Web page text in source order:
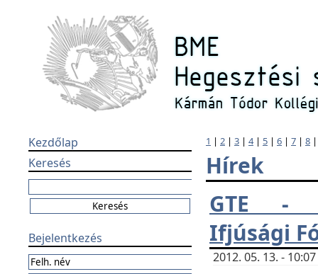
Kezdőlap
Keresés
Bejelentkezés
1 | 2 | 3 | 4| 5 | 6 | 7 | 8
Hírek
GTE -
Ifjúsági
2012. 05. 13. -